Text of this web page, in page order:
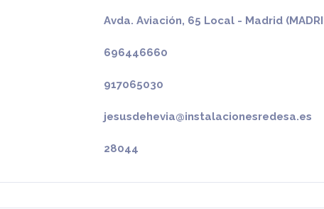
Avda. Aviación, 65 Local - Madrid
696446660
917065030
jesusdehevia@instalacionesredesa.es
28044